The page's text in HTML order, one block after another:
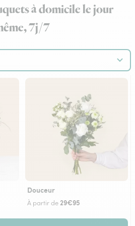
à domicile le jour
7j/7
Douceur
À partir de29€95